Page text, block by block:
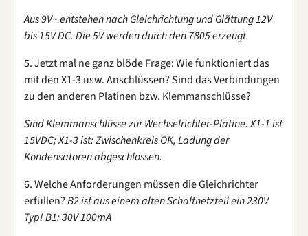
Aus 9V~ entstehen nach Gleichrichtung und Glättung 12V
bis 15V DC. Die 5V werden durch den 7805 erzeugt.
5. Jetzt mal ne ganz blöde Frage: Wie funktioniert das
mit den X1-3 usw. Anschlüssen? Sind das Verbindungen
zu den anderen Platinen bzw. Klemmanschlüsse?
Sind Klemmanschlüsse zur Wechselrichter-Platine. X1-1 ist
15VDC; X1-3 ist: Zwischenkreis OK, Ladung der
Kondensatoren abgeschlossen.
6. Welche Anforderungen müssen die Gleichrichter
erfüllen?B2 ist aus einem alten Schaltnetzteil ein 230V
Typ! B1: 30V 100mA